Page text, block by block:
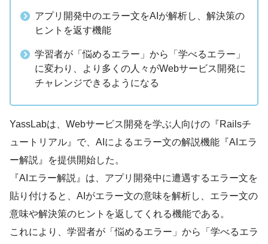
アプリ開発中のエラー文をAIが解析し、解決策の
ヒントを返す機能
学習者が「悩めるエラー」から「学べるエラー」
に変わり、より多くの人々がWebサービス開発に
チャレンジできるようになる
YassLabは、Webサービス開発を学ぶ人向けの『Railsチ
ュートリアル』で、AIによるエラー文の解説機能『AIエラ
ー解説』を提供開始した。
『AIエラー解説』は、アプリ開発中に遭遇するエラー文を
貼り付けると、AIがエラー文の意味を解析し、エラー文の
意味や解決策のヒントを返してくれる機能である。
これにより、学習者が「悩めるエラー」から「学べるエラ